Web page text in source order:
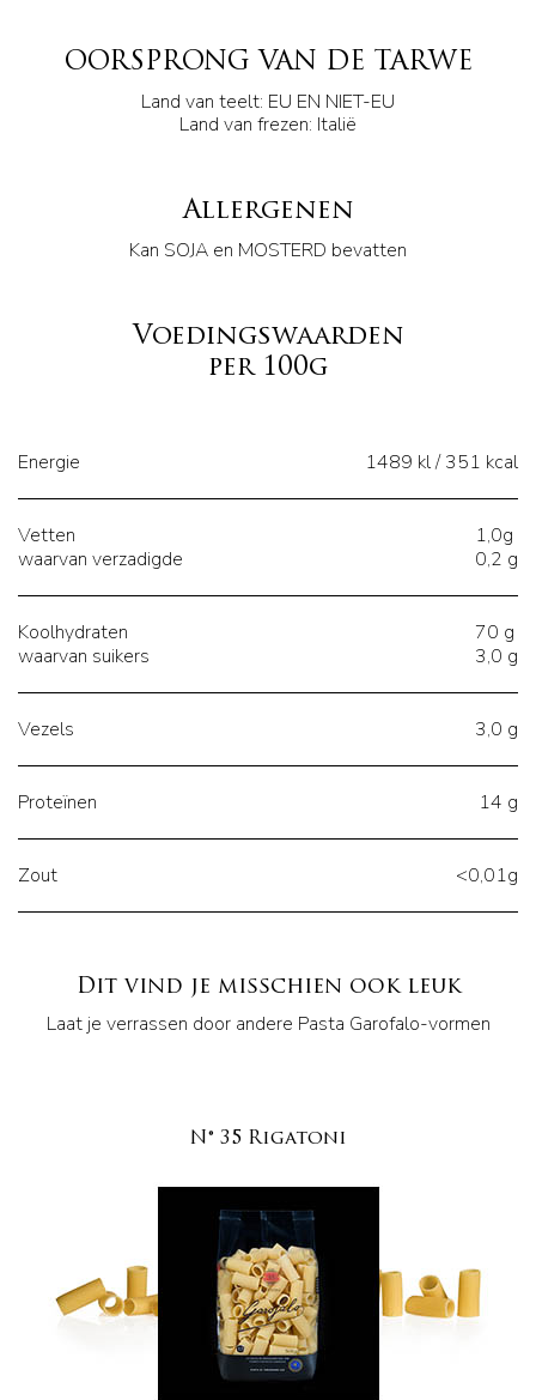
OORSPRONG VAN DE TARWE
Land van teelt: EU EN NIET-EU
Land van frezen: Italië
Allergenen
Kan SOJA en MOSTERD bevatten
Voedingswaarden
per 100g
Energie 1489 kl / 351 kcal
Vetten
waarvan verzadigde
1,0g
0,2 g
Koolhydraten
waarvan suikers
70 g
3,0 g
Vezels 3,0 g
Proteïnen 14 g
Zout <0,01g
Dit vind je misschien ook leuk
Laat je verrassen door andere Pasta Garofalo-vormen
N° 35 Rigatoni